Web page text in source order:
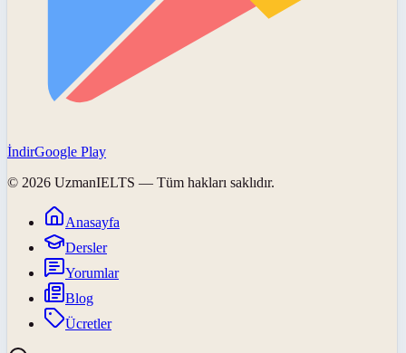
İndirGoogle Play
© 2026 UzmanIELTS — Tüm hakları saklıdır.
Anasayfa
Dersler
Yorumlar
Blog
Ücretler